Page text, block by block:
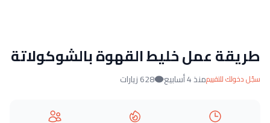
طريقة عمل خليط القهوة بالشوكولاتة
سجّل دخولك للتقييممنذ 4 أسابيع 628 زيارات